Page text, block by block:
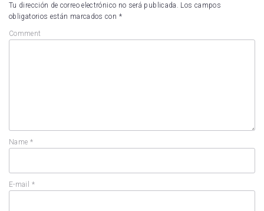
Tu dirección de correo electrónico no será publicada.
Los campos
obligatorios están marcados con *
Comment
Name *
E-mail *